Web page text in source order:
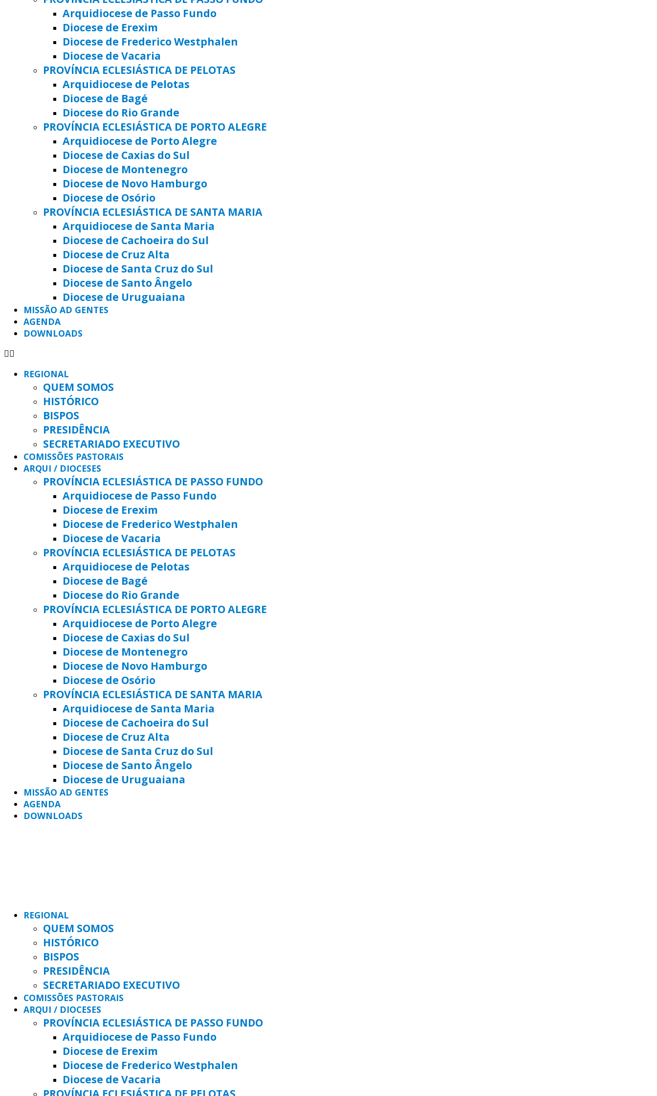
Arquidiocese de Passo Fundo
Diocese de Erexim
Diocese de Frederico Westphalen
Diocese de Vacaria
PROVÍNCIA ECLESIÁSTICA DE PELOTAS
Arquidiocese de Pelotas
Diocese de Bagé
Diocese do Rio Grande
PROVÍNCIA ECLESIÁSTICA DE PORTO ALEGRE
Arquidiocese de Porto Alegre
Diocese de Caxias do Sul
Diocese de Montenegro
Diocese de Novo Hamburgo
Diocese de Osório
PROVÍNCIA ECLESIÁSTICA DE SANTA MARIA
Arquidiocese de Santa Maria
Diocese de Cachoeira do Sul
Diocese de Cruz Alta
Diocese de Santa Cruz do Sul
Diocese de Santo Ângelo
Diocese de Uruguaiana
MISSÃO AD GENTES
AGENDA
DOWNLOADS
REGIONAL
QUEM SOMOS
HISTÓRICO
BISPOS
PRESIDÊNCIA
SECRETARIADO EXECUTIVO
COMISSÕES PASTORAIS
ARQUI / DIOCESES
PROVÍNCIA ECLESIÁSTICA DE PASSO FUNDO
Arquidiocese de Passo Fundo
Diocese de Erexim
Diocese de Frederico Westphalen
Diocese de Vacaria
PROVÍNCIA ECLESIÁSTICA DE PELOTAS
Arquidiocese de Pelotas
Diocese de Bagé
Diocese do Rio Grande
PROVÍNCIA ECLESIÁSTICA DE PORTO ALEGRE
Arquidiocese de Porto Alegre
Diocese de Caxias do Sul
Diocese de Montenegro
Diocese de Novo Hamburgo
Diocese de Osório
PROVÍNCIA ECLESIÁSTICA DE SANTA MARIA
Arquidiocese de Santa Maria
Diocese de Cachoeira do Sul
Diocese de Cruz Alta
Diocese de Santa Cruz do Sul
Diocese de Santo Ângelo
Diocese de Uruguaiana
MISSÃO AD GENTES
AGENDA
DOWNLOADS
REGIONAL
QUEM SOMOS
HISTÓRICO
BISPOS
PRESIDÊNCIA
SECRETARIADO EXECUTIVO
COMISSÕES PASTORAIS
ARQUI / DIOCESES
PROVÍNCIA ECLESIÁSTICA DE PASSO FUNDO
Arquidiocese de Passo Fundo
Diocese de Erexim
Diocese de Frederico Westphalen
Diocese de Vacaria